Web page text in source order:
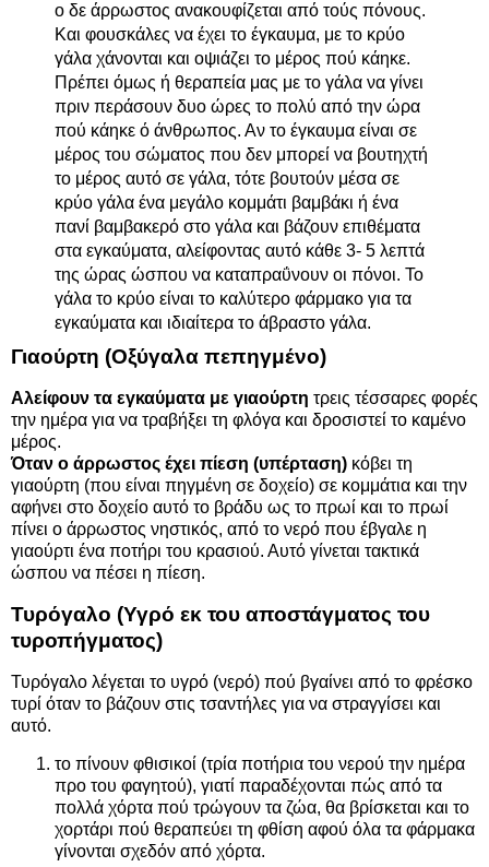
ο δε άρρωστος ανακουφίζεται από τούς πόνους.
Και φουσκάλες να έχει το έγκαυμα, με το κρύο
γάλα χάνονται και οψιάζει το μέρος πού κάηκε.
Πρέπει όμως ή θεραπεία μας με το γάλα να γίνει
πριν περάσουν δυο ώρες το πολύ από την ώρα
πού κάηκε ό άνθρωπος. Αν το έγκαυμα είναι σε
μέρος του σώματος που δεν μπορεί να βουτηχτή
το μέρος αυτό σε γάλα, τότε βουτούν μέσα σε
κρύο γάλα ένα μεγάλο κομμάτι βαμβάκι ή ένα
πανί βαμβακερό στο γάλα και βάζουν επιθέματα
στα εγκαύματα, αλείφοντας αυτό κάθε 3- 5 λεπτά
της ώρας ώσπου να καταπραΰνουν οι πόνοι. Το
γάλα το κρύο είναι το καλύτερο φάρμακο για τα
εγκαύματα και ιδιαίτερα το άβραστο γάλα.
Γιαούρτη (Οξύγαλα πεπηγμένο)
Αλείφουν τα εγκαύματα με γιαούρτη τρεις τέσσαρες φορές
την ημέρα για να τραβήξει τη φλόγα και δροσιστεί το καμένο
μέρος.
Όταν ο άρρωστος έχει πίεση (υπέρταση) κόβει τη
γιαούρτη (που είναι πηγμένη σε δοχείο) σε κομμάτια και την
αφήνει στο δοχείο αυτό το βράδυ ως το πρωί και το πρωί
πίνει ο άρρωστος νηστικός, από το νερό που έβγαλε η
γιαούρτι ένα ποτήρι του κρασιού. Αυτό γίνεται τακτικά
ώσπου να πέσει η πίεση.
Τυρόγαλο (Υγρό εκ του αποστάγματος του
τυροπήγματος)
Τυρόγαλο λέγεται το υγρό (νερό) πού βγαίνει από το φρέσκο
τυρί όταν το βάζουν στις τσαντήλες για να στραγγίσει και
αυτό.
το πίνουν φθισικοί (τρία ποτήρια του νερού την ημέρα
προ του φαγητού), γιατί παραδέχονται πώς από τα
πολλά χόρτα πού τρώγουν τα ζώα, θα βρίσκεται και το
χορτάρι πού θεραπεύει τη φθίση αφού όλα τα φάρμακα
γίνονται σχεδόν από χόρτα.